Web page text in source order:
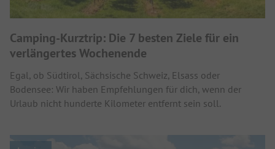
Camping-Kurztrip: Die 7 besten Ziele für ein
verlängertes Wochenende
Egal, ob Südtirol, Sächsische Schweiz, Elsass oder
Bodensee: Wir haben Empfehlungen für dich, wenn der
Urlaub nicht hunderte Kilometer entfernt sein soll.